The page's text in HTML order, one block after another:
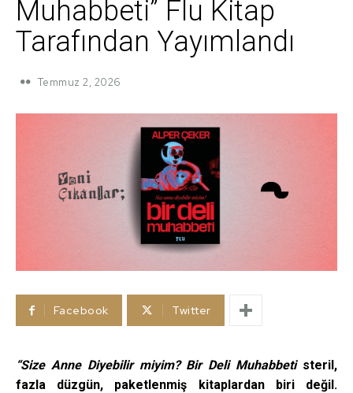
Muhabbeti” Flu Kitap
Tarafından Yayımlandı
Temmuz 2, 2026
Facebook Twitter
“Size Anne Diyebilir miyim? Bir Deli Muhabbetisteril,
fazla düzgün, paketlenmiş kitaplardan biri değil.